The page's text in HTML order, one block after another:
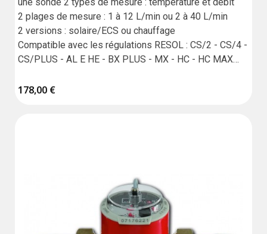
2 plages de mesure : 1 à 12 L/min ou 2 à 40 L/min
2 versions : solaire/ECS ou chauffage
Compatible avec les régulations RESOL : CS/2 - CS/4 -
CS/PLUS - AL E HE - BX PLUS - MX - HC - HC MAX
178,00 €